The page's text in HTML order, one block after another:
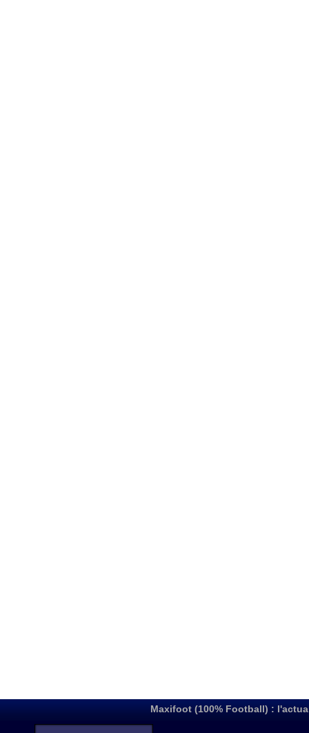
Maxifoot (100% Football) :